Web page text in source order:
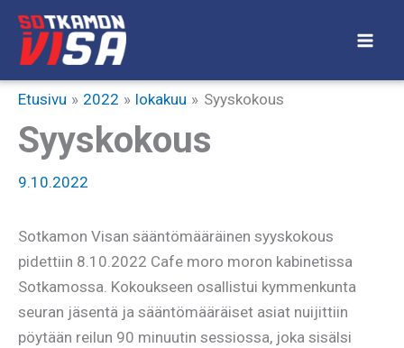
Siirry
sisältöön
Etusivu 2022 lokakuu Syyskokous
Syyskokous
9.10.2022
Sotkamon Visan sääntömääräinen syyskokous
pidettiin 8.10.2022 Cafe moro moron kabinetissa
Sotkamossa. Kokoukseen osallistui kymmenkunta
seuran jäsentä ja sääntömääräiset asiat nuijittiin
pöytään reilun 90 minuutin sessiossa, joka sisälsi